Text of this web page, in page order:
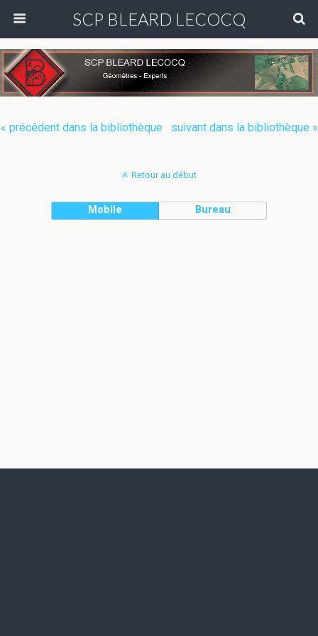
SCP BLEARD LECOCQ
« précédent dans la bibliothèque suivant dans la bibliothèque »
Retour au début
Mobile Bureau